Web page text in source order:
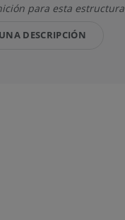
para esta estructura
DESCRIPCIÓN